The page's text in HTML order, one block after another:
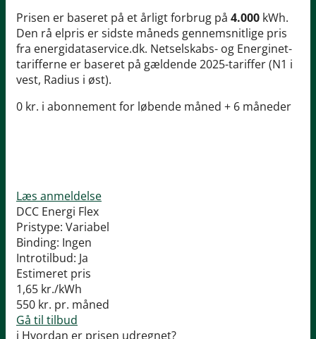
Prisen er baseret på et årligt forbrug på 4.000 kWh.
Den rå elpris er sidste måneds gennemsnitlige pris
fra energidataservice.dk. Netselskabs- og Energinet-
tarifferne er baseret på gældende 2025-tariffer (N1 i
vest, Radius i øst).
0 kr. i abonnement for løbende måned + 6 måneder
Læs anmeldelse
DCC Energi Flex
Pristype: Variabel
Binding: Ingen
Introtilbud: Ja
Estimeret pris
1,65 kr./kWh
550 kr. pr. måned
Gå til tilbud
i Hvordan er prisen udregnet?